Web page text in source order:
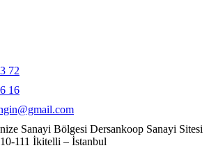
72
16
Sanayi Bölgesi Dersankoop Sanayi Sitesi
111 İkitelli – İstanbul